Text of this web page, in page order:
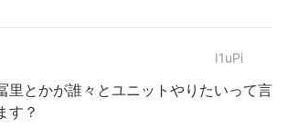
I1uPi
里とかが誰々とユニットやりたいって言
す？